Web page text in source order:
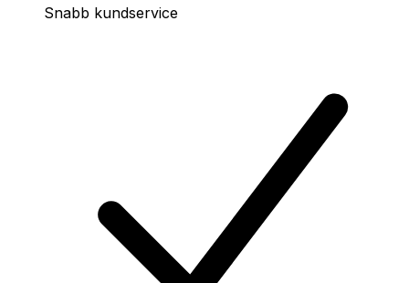
Snabb kundservice